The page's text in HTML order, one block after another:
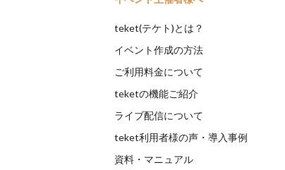
teket(テケト)とは？
イベント作成の方法
ご利用料金について
teketの機能ご紹介
ライブ配信について
teket利用者様の声・導入事例
資料・マニュアル